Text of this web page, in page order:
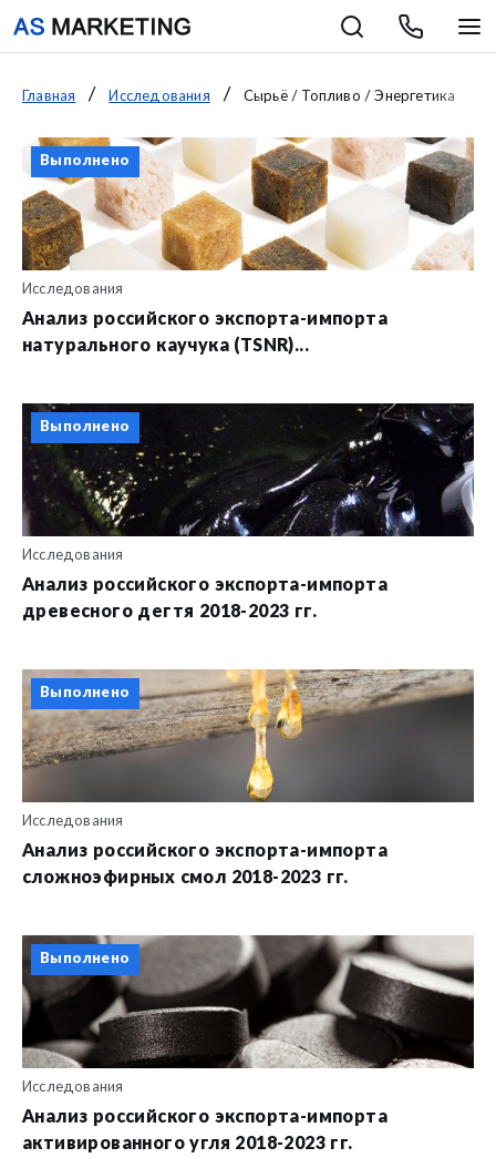
Главная Исследования Сырьё / Топливо / Энергетика
Выполнено
Исследования
Анализ российского экспорта-импорта
натурального каучука (TSNR)...
Выполнено
Исследования
Анализ российского экспорта-импорта
древесного дегтя 2018-2023 гг.
Выполнено
Исследования
Анализ российского экспорта-импорта
сложноэфирных смол 2018-2023 гг.
Выполнено
Исследования
Анализ российского экспорта-импорта
активированного угля 2018-2023 гг.